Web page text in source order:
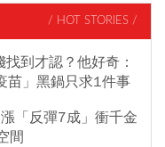
/ HOT STORIES /
到才認？他好奇：
苗」黑鍋只求1件事
「反彈7成」衝千金
間